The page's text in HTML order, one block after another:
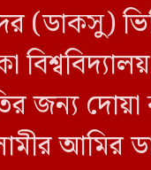
জন্য
আমির